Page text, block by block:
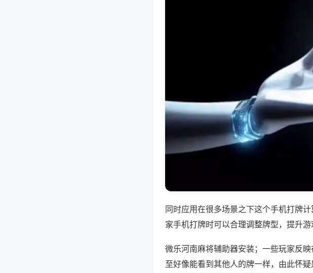
同时应用在很多场景之下这个手机打牌
家手机打牌时可以合理调整牌型，提升
微乐河南麻将辅助器安装；一些玩家反
至好像能看到其他人的牌一样，由此怀